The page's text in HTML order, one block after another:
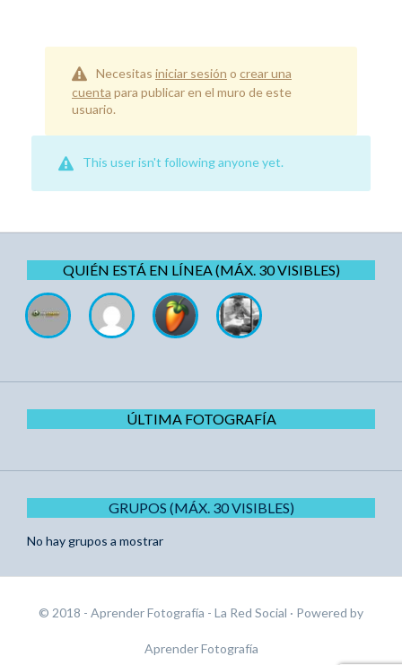
Necesitas iniciar sesión o crear una
cuenta para publicar en el muro de este
usuario.
This user isn't following anyone yet.
QUIÉN ESTÁ EN LÍNEA (MÁX. 30 VISIBLES)
ÚLTIMA FOTOGRAFÍA
GRUPOS (MÁX. 30 VISIBLES)
No hay grupos a mostrar
© 2018 - Aprender Fotografía - La Red Social · Powered by
Aprender Fotografía